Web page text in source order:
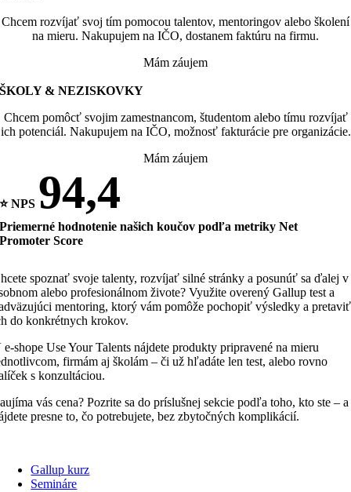
Chcem rozvíjať svoj tím pomocou talentov, mentoringov alebo školení
na mieru. Nakupujem na IČO, dostanem faktúru na firmu.
Mám záujem
ŠKOLY & NEZISKOVKY
Chcem pomôcť svojim zamestnancom, študentom alebo tímu rozvíjať
ich potenciál. Nakupujem na IČO, možnosť fakturácie pre organizácie.
Mám záujem
⭐ NPS 94,4
Priemerné hodnotenie našich koučov podľa metriky Net
Promoter Score
spoznať svoje talenty, rozvíjať silné stránky a posunúť sa ďalej v
alebo profesionálnom živote? Využite overený Gallup test a
mentoring, ktorý vám pomôže pochopiť výsledky a pretaviť
do konkrétnych krokov.
e-shope Use Your Talents nájdete produkty pripravené na mieru
firmám aj školám – či už hľadáte len test, alebo rovno
s konzultáciou.
vás cena? Pozrite sa do príslušnej sekcie podľa toho, kto ste – a
presne to, čo potrebujete, bez zbytočných komplikácií.
Gallup kurz
Semináre